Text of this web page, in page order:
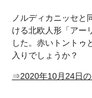
ノルディカニッセと
ける北欧人形「アー
した。赤いトントゥ
入りでしょうか？
⇒2020年10月24日